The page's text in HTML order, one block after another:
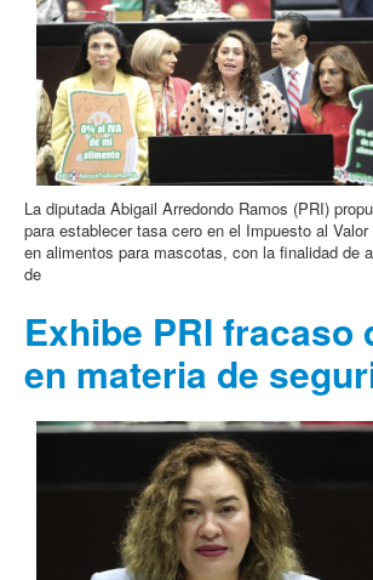
La diputada Abigail Arredondo Ramos (PRI)
para establecer tasa cero en el Impuesto al
en alimentos para mascotas, con la finalidad de
de
Exhibe PRI fracaso
en materia de